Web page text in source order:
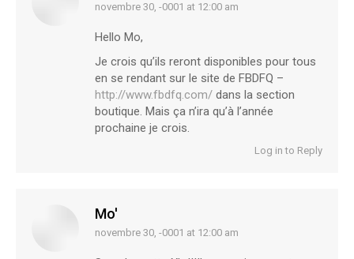
says:
novembre 30, -0001 at 12:00 am
Hello Mo,
Je crois qu’ils reront disponibles pour tous
en se rendant sur le site de FBDFQ –
http://www.fbdfq.com/ dans la section
boutique. Mais ça n’ira qu’à l’année
prochaine je crois.
Log in to Reply
Mo'
says:
novembre 30, -0001 at 12:00 am